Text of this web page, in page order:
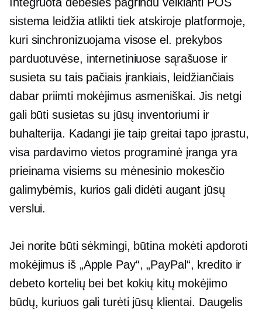
sistema leidžia atlikti tiek atskiroje platformoje,
kuri sinchronizuojama visose el. prekybos
parduotuvėse, internetiniuose sąrašuose ir
susieta su tais pačiais įrankiais, leidžiančiais
dabar priimti mokėjimus asmeniškai. Jis netgi
gali būti susietas su jūsų inventoriumi ir
buhalterija. Kadangi jie taip greitai tapo įprastu,
visa pardavimo vietos programinė įranga yra
prieinama visiems su mėnesinio mokesčio
galimybėmis, kurios gali didėti augant jūsų
verslui.
Jei norite būti sėkmingi, būtina mokėti apdoroti
mokėjimus iš „Apple Pay“, „PayPal“, kredito ir
debeto kortelių bei bet kokių kitų mokėjimo
būdų, kuriuos gali turėti jūsų klientai. Daugelis